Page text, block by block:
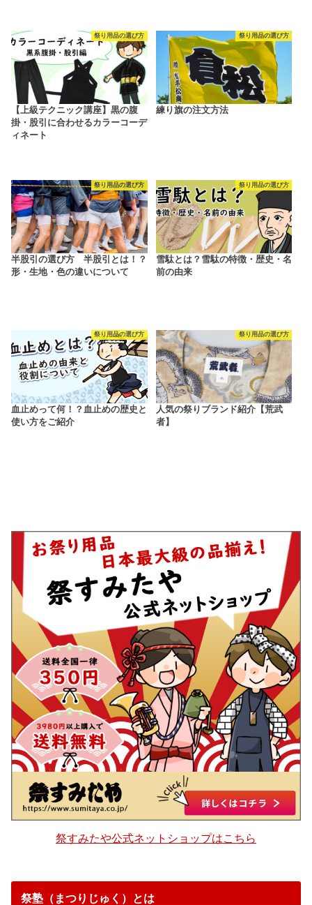
祭り用品の選び方
【上級テクニック講座】黒の腹
掛・股引に合わせるカラーコーデ
ィネート
祭り用品の選び方
練り旗の注文方法
祭り用品の選び方
半股引の選び方 半股引とは！？
形・生地・色の違いについて
祭り用品の選び方
雪駄とは？雪駄の特徴・歴史・名
前の由来
祭り用品の選び方
血止めって何！？血止めの歴史と
使い方をご紹介
祭り用品の選び方
人気の祭りブランド紹介【荒武
者】
祭すみたや公式ネットショップはこちら
祭塾（まつりじゅく）とは